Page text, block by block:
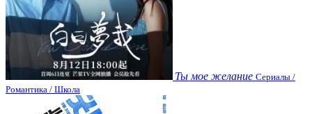
Ты мое желание Сериалы /
Романтика / Школа